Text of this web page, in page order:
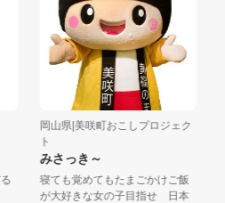
岡山県|美咲町おこしプロジェク
みさっき～
寝ても覚めてもたまごかけご飯
が大好きな女の子目指せ 日本